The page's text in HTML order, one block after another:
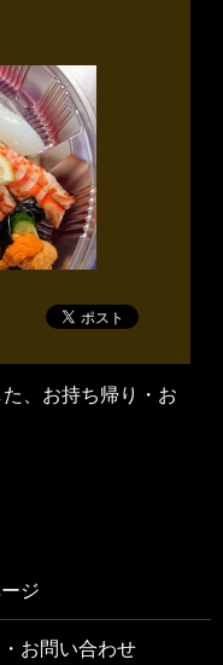
、お持ち帰り・お
ジ
お問い合わせ